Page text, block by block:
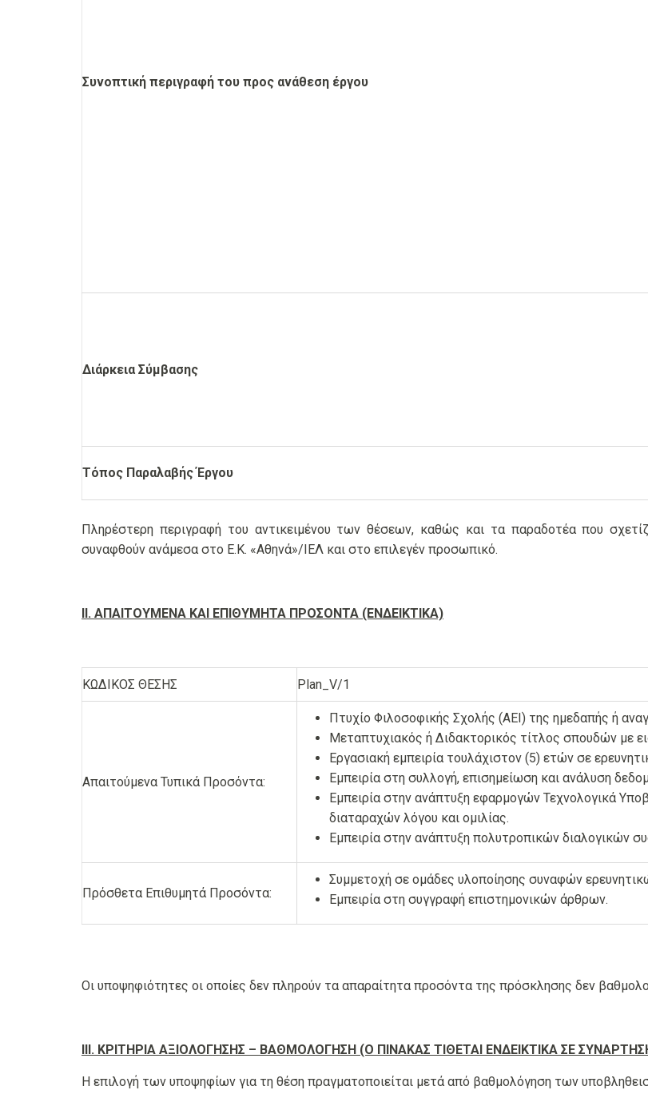
Συνοπτική περιγραφή του προς ανάθεση έργου
Διάρκεια Σύμβασης
Τόπος Παραλαβής Έργου
Πληρέστερη περιγραφή του αντικειμένου των θέσεων, καθώς και τα παραδοτέα που
συναφθούν ανάμεσα στο Ε.Κ. «Αθηνά»/ΙΕΛ και στο επιλεγέν προσωπικό.
ΙΙ. ΑΠΑΙΤΟΥΜΕΝΑ ΚΑΙ ΕΠΙΘΥΜΗΤΑ ΠΡΟΣΟΝΤΑ (ΕΝΔΕΙΚΤΙΚΑ)
ΚΩΔΙΚΟΣ ΘΕΣΗΣ Plan_V/1
Απαιτούμενα Τυπικά Προσόντα:
Πτυχίο Φιλοσοφικής Σχολής (ΑΕΙ) της ημεδαπής ή
Μεταπτυχιακός ή Διδακτορικός τίτλος σπουδών με
Εργασιακή εμπειρία τουλάχιστον (5) ετών σε
Εμπειρία στη συλλογή, επισημείωση και ανάλυση
Εμπειρία στην ανάπτυξη εφαρμογών Τεχνολογικά
διαταραχών λόγου και ομιλίας.
Εμπειρία στην ανάπτυξη πολυτροπικών διαλογικών
Πρόσθετα Επιθυμητά Προσόντα:
Συμμετοχή σε ομάδες υλοποίησης συναφών
Εμπειρία στη συγγραφή επιστημονικών άρθρων.
Οι υποψηφιότητες οι οποίες δεν πληρούν τα απαραίτητα προσόντα της πρόσκλησης δεν
ΙΙΙ. ΚΡΙΤΗΡΙΑ ΑΞΙΟΛΟΓΗΣΗΣ – ΒΑΘΜΟΛΟΓΗΣΗ (Ο ΠΙΝΑΚΑΣ ΤΙΘΕΤΑΙ ΕΝΔΕΙΚΤΙΚΑ ΣΕ
Η επιλογή των υποψηφίων για τη θέση πραγματοποιείται μετά από βαθμολόγηση των